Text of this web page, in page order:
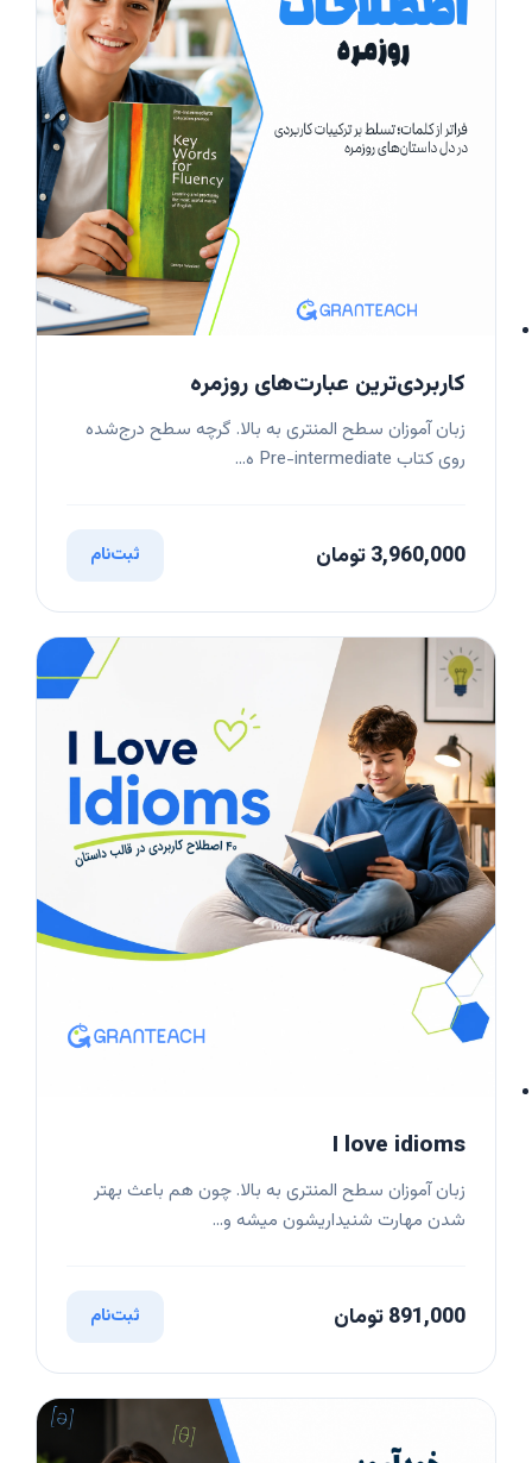
کاربردی‌ترین عبارت‌های روزمره
زبان آموزان سطح المنتری به بالا. گرچه سطح درج‌شده
روی کتاب Pre-intermediate ه...
3,960,000 تومان ثبت‌نام
I love idioms
زبان آموزان سطح المنتری به بالا. چون هم باعث بهتر
شدن مهارت شنیداریشون میشه و...
891,000 تومان ثبت‌نام